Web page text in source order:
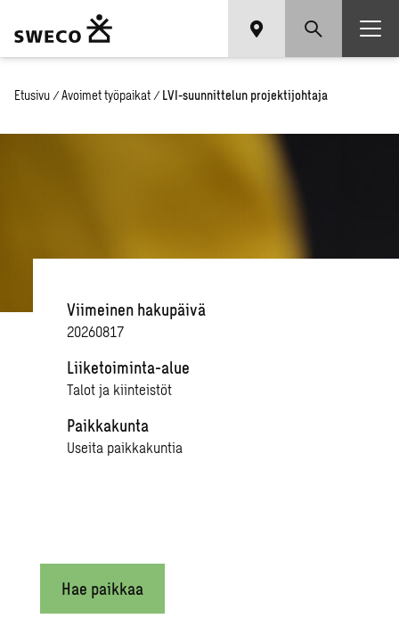
Etusivu / Avoimet työpaikat / LVI-suunnittelun projektijohtaja
Viimeinen hakupäivä
20260817
Liiketoiminta-alue
Talot ja kiinteistöt
Paikkakunta
Useita paikkakuntia
Hae paikkaa